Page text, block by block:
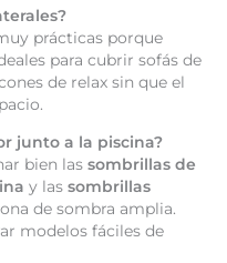
prácticas porque
para cubrir sofás de
de relax sin que el
junto a la piscina?
bien las sombrillas de
y las sombrillas
de sombra amplia.
modelos fáciles de